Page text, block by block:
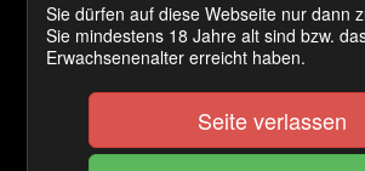
Kategorie(n):Natursekt
Schlagwort(e):pissen
Kommentare
Sie dürfen auf diese Webseite nur dann
Sie mindestens 18 Jahre alt sind bzw.
Erwachsenenalter erreicht haben.
Seite verlassen